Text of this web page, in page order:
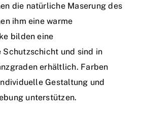
die natürliche Maserung des
ihm eine warme
bilden eine
und sind in
erhältlich. Farben
Gestaltung und
unterstützen.